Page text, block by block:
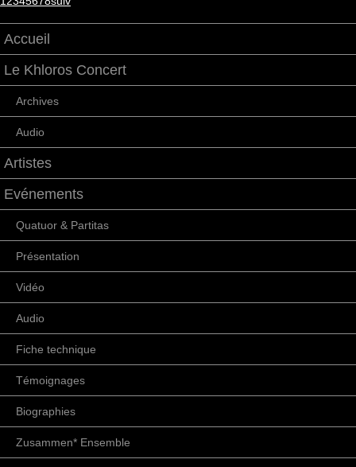
Accueil
Le Khloros Concert
Archives
Audio
Artistes
Evénements
Quatuor & Partitas
Présentation
Vidéo
Audio
Fiche technique
Témoignages
Biographies
Zusammen* Ensemble